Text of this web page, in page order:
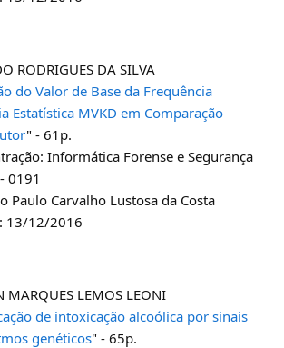
RODRIGUES DA SILVA
do Valor de Base da Frequência
Estatística MVKD em Comparação
" - 61p.
Informática Forense e Segurança
0191
Paulo Carvalho Lustosa da Costa
13/12/2016
MARQUES LEMOS LEONI
de intoxicação alcoólica por sinais
genéticos" - 65p.